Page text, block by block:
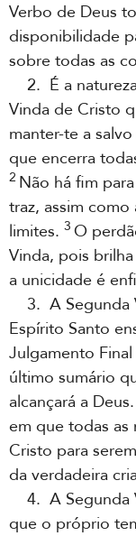
Verbo de Deus
disponibilidade
sobre todas as
2. É a
Vinda de Cristo
manter-te a
que encerra
2 Não há fim
traz, assim
limites. 3 O
Vinda, pois
a unicidade é
3. A Segunda
Espírito Santo
Julgamento
último sumário
alcançará a Deus.
em que todas as
Cristo para
da verdadeira
4. A Segunda
que o próprio